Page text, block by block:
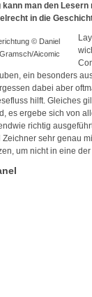
man den
in die
© Daniel
Gramsch/Aicomic
ein besonders
dabei aber
hilft. Gleiches
es ergebe sich von
richtig
sehr genau
um nicht in eine